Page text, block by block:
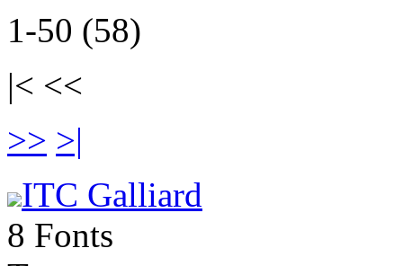
1-50 (58)
|< <<
>> >|
ITC Galliard
8 Fonts